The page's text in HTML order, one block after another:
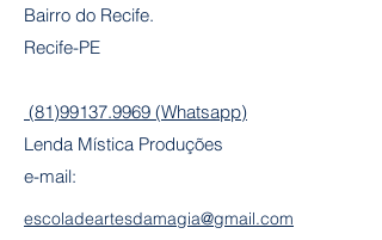
Bairro do Recife.
Recife-PE
(81)99137.9969 (Whatsapp)
Lenda Mística Produções
e-mail:
escoladeartesdamagia@gmail.com